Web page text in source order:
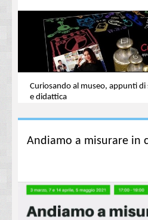
Curiosando al museo, appunti
e didattica
Andiamo a misurare in